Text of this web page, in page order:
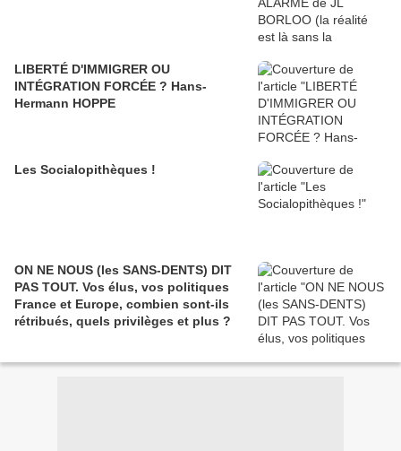
LIBERTÉ D'IMMIGRER OU
INTÉGRATION FORCÉE ? Hans-
Hermann HOPPE
Les Socialopithèques !
ON NE NOUS (les SANS-DENTS) DIT
PAS TOUT. Vos élus, vos politiques
France et Europe, combien sont-ils
rétribués, quels privilèges et plus ?